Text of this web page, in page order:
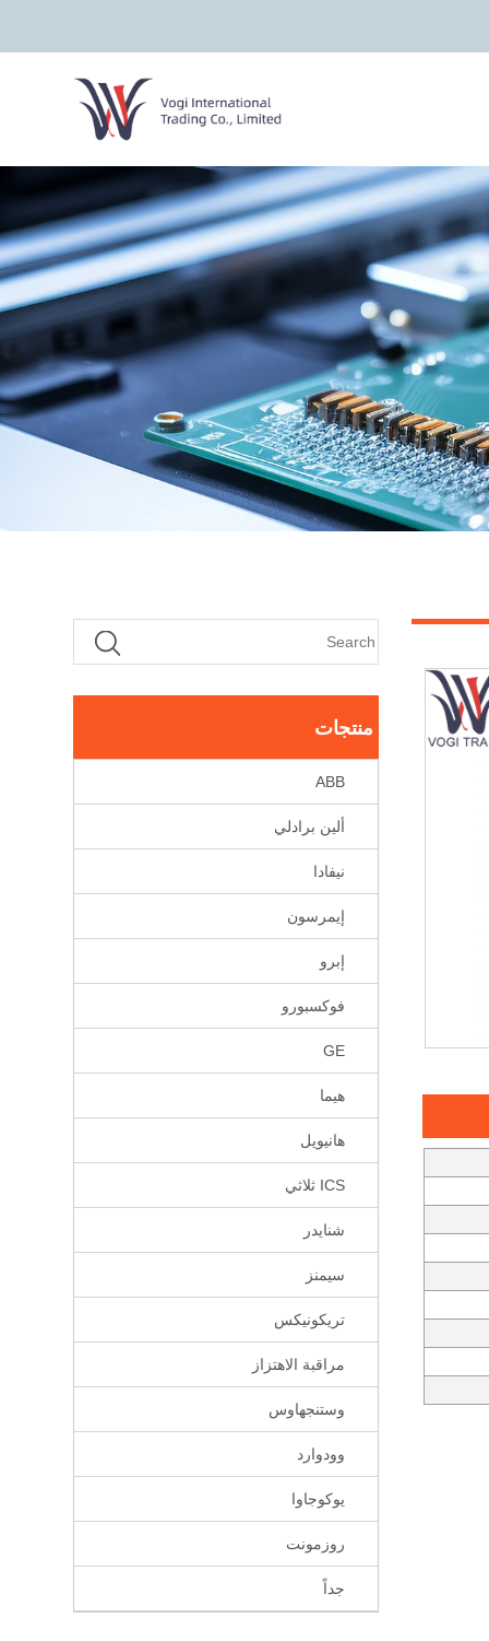
منتجات
ABB
ألين برادلي
نيفادا
إيمرسون
إبرو
فوكسبورو
GE
هيما
هانيويل
ICS ثلاثي
شنايدر
سيمنز
تريكونيكس
مراقبة الاهتزاز
وستنجهاوس
وودوارد
يوكوجاوا
روزمونت
جداً